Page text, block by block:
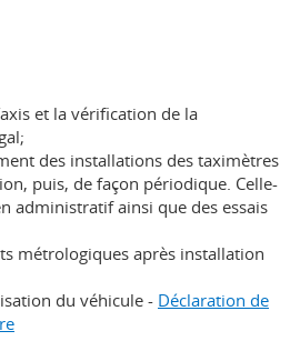
TWITTER
et la vérification de la
des installations des taximètres
puis, de façon périodique. Celle-
administratif ainsi que des essais
métrologiques après installation
du véhicule - Déclaration de